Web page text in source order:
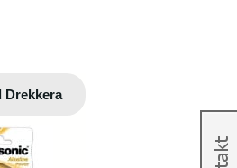
Drekkera